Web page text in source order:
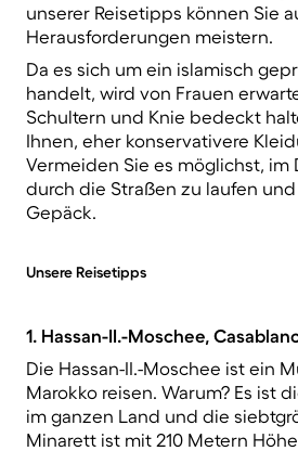
unserer Reisetipps können Sie
Herausforderungen meistern.
Da es sich um ein islamisch
handelt, wird von Frauen
Schultern und Knie bedeckt
Ihnen, eher konservativere
Vermeiden Sie es möglichst, im
durch die Straßen zu laufen
Gepäck.
Unsere Reisetipps
1. Hassan-II.-Moschee,
Die Hassan-II.-Moschee ist ein
Marokko reisen. Warum? Es ist
im ganzen Land und die
Minarett ist mit 210 Metern